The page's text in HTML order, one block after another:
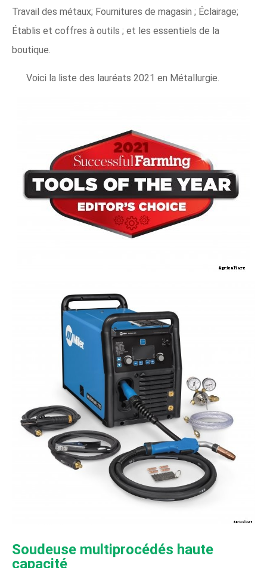
Travail des métaux; Fournitures de magasin ; Éclairage;
Établis et coffres à outils ; et les essentiels de la
boutique.
Voici la liste des lauréats 2021 en Métallurgie.
Soudeuse multiprocédés haute
capacité